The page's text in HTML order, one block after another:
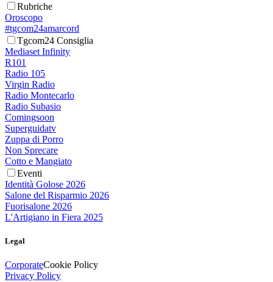
Rubriche
Oroscopo
#tgcom24amarcord
Tgcom24 Consiglia
Mediaset Infinity
R101
Radio 105
Virgin Radio
Radio Montecarlo
Radio Subasio
Comingsoon
Superguidatv
Zuppa di Porro
Non Sprecare
Cotto e Mangiato
Eventi
Identità Golose 2026
Salone del Risparmio 2026
Fuorisalone 2026
L'Artigiano in Fiera 2025
Legal
CorporateCookie Policy
Privacy Policy